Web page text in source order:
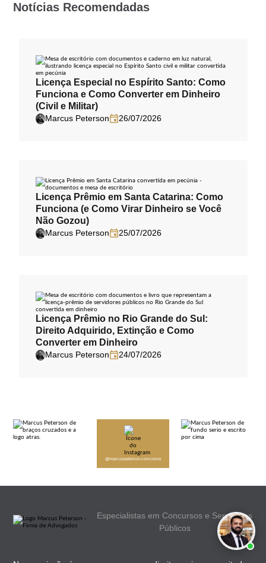
Notícias Recomendadas
Licença Especial no Espírito Santo: Como
Funciona e Como Converter em Dinheiro
(Civil e Militar)
Marcus Peterson 26/07/2026
Licença Prêmio em Santa Catarina: Como
Funciona (e Como Virar Dinheiro se Você
Não Gozou)
Marcus Peterson 25/07/2026
Licença Prêmio no Rio Grande do Sul:
Direito Adquirido, Extinção e Como
Converter em Dinheiro
Marcus Peterson 24/07/2026
@marcuspeterson.concursos
Especialistas em Concursos e Servidores
Públicos